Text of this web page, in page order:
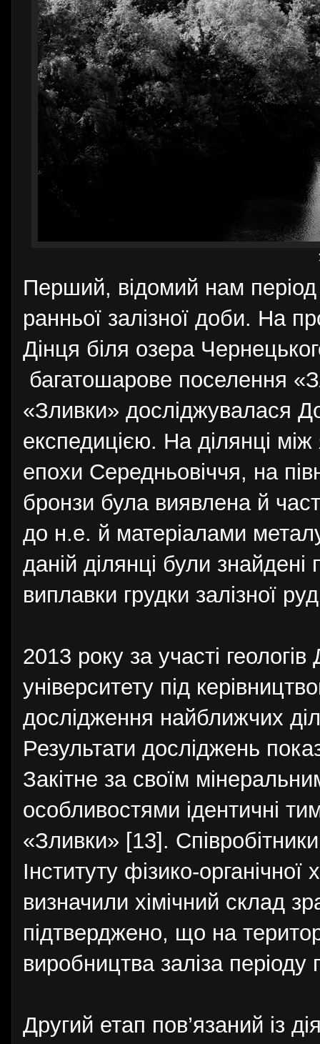
Перший, відомий нам період
ранньої залізної доби. На
Дінця біля озера
багатошарове поселення
«Зливки» досліджувалася
експедицією. На ділянці
епохи Середньовіччя, на
бронзи була виявлена й
до н.е. й матеріалами
даній ділянці були
виплавки грудки залізної
2013 року за участі
університету під
дослідження найближчих
Результати досліджень
Закітне за своїм
особливостями ідентичні
«Зливки» [13].
Інституту фізико-
визначили хімічний склад
підтверджено, що на
виробництва заліза періоду
Другий етап пов’язаний із